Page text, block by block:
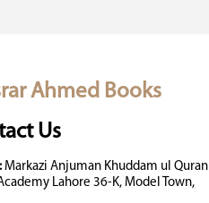
Ahmed Books
Us
Markazi Anjuman Khuddam ul Quran
Lahore 36-K, Model Town,